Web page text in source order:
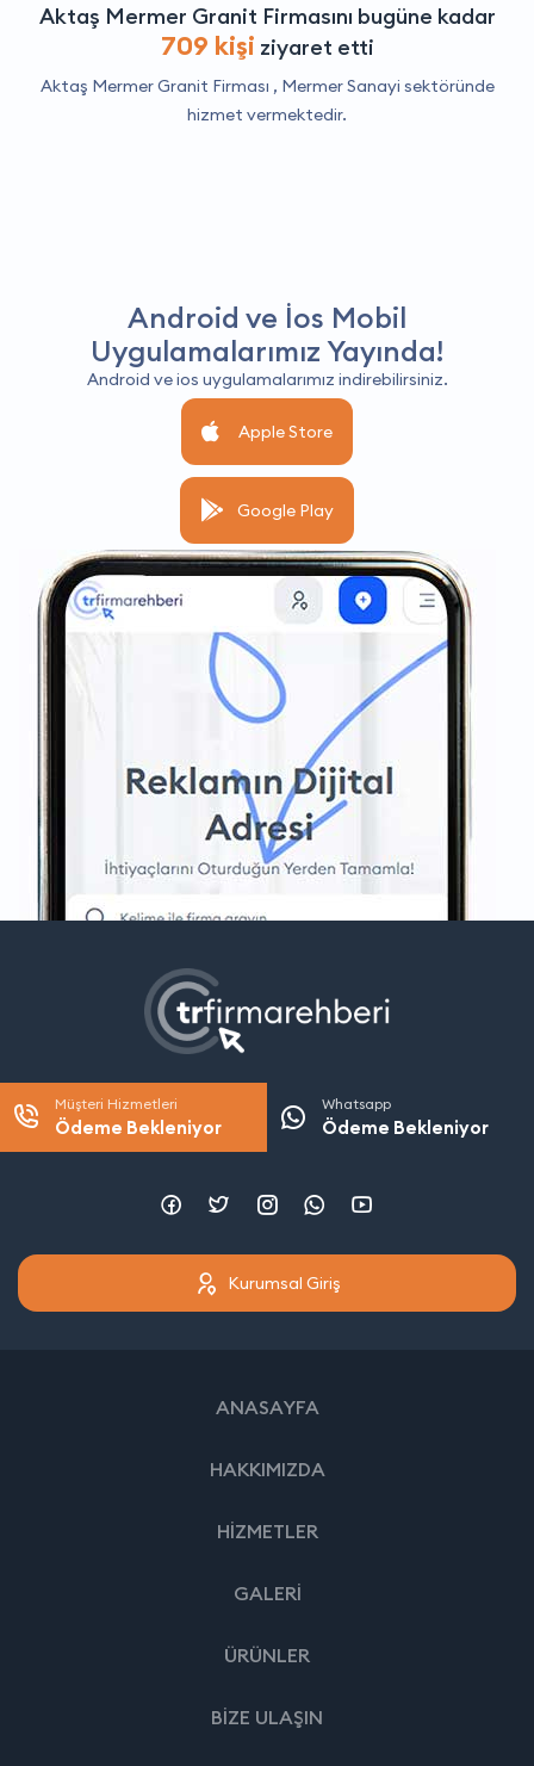
Aktaş Mermer Granit Firmasını bugüne kadar
709 kişi ziyaret etti
Aktaş Mermer Granit Firması , Mermer Sanayi sektöründe
hizmet vermektedir.
Android ve İos Mobil
Uygulamalarımız Yayında!
Android ve ios uygulamalarımız indirebilirsiniz.
Apple Store
Google Play
Müşteri Hizmetleri
Ödeme Bekleniyor
Whatsapp
Ödeme Bekleniyor
Kurumsal Giriş
ANASAYFA
HAKKIMIZDA
HİZMETLER
GALERİ
ÜRÜNLER
BİZE ULAŞIN